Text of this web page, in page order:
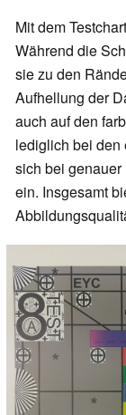
Mit dem
Während die
sie zu den
Aufhellung der
auch auf den
lediglich bei den
sich bei
ein. Insgesamt